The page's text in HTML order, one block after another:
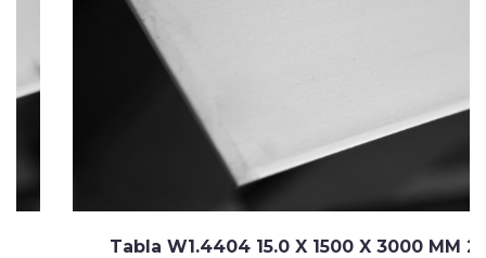
Tabla W1.4404 15.0 X 1500 X 3000 MM 2A